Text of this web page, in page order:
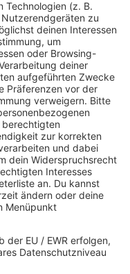
Be (500
INFO
Folge 155
No Name
INFO
Be Startin'
INFO
Folge 153
Folge 152